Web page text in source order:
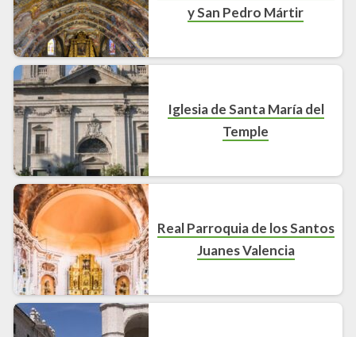
y San Pedro Mártir
Iglesia de Santa María del
Temple
Real Parroquia de los Santos
Juanes Valencia